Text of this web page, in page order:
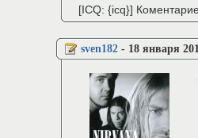
[ICQ: {icq}]
sven182 - 18 января